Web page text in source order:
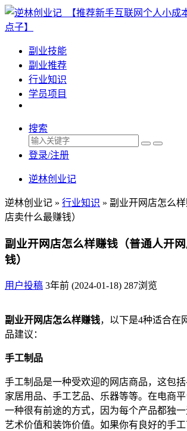
副业技能
副业推荐
行业知识
学员项目
搜索
登录/注册
逆林创业记
逆林创业记 » 行业知识 » 副业开网店怎么
店卖什么最赚钱）
副业开网店怎么样赚钱（普通人开
钱）
用户投稿 3年前 (2024-01-18) 287浏览
副业开网店怎么样赚钱，以下是4种适合在
品建议：
手工制品
手工制品是一种受欢迎的网店商品，这包括
家居用品、手工艺品、乐器等等。在电商
一种很有前途的方式，因为每个产品都独
艺术价值和装饰价值。如果你有良好的手